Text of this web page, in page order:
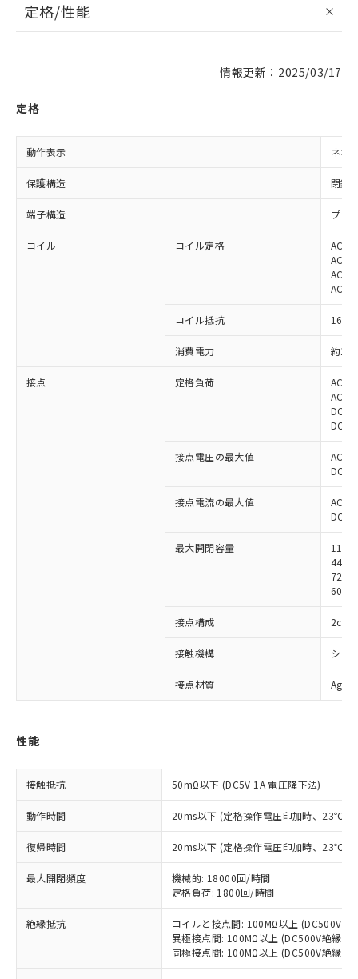
定格/性能
情報更新：2025/03/17
定格
動作表示 ネオ
保護構造 閉鎖
端子構造 プラ
コイル コイル定格
コイル抵抗
消費電力 約1.9
接点 定格負荷
接点電圧の最大値
接点電流の最大値
AC:
DC:
最大開閉容量
72W
60W
接点構成 2c
接触機構 シン
接点材質 Ag
性能
接触抵抗 50mΩ以下 (DC5V 1A 電圧降下法)
動作時間 20ms以下 (定格操作電圧印加時、23℃、
復帰時間 20ms以下 (定格操作電圧印加時、23℃、
最大開閉頻度
機械的: 18000回/時間
定格負荷: 1800回/時間
絶縁抵抗
コイルと接点間: 100MΩ以上 (DC500V絶
異極接点間: 100MΩ以上 (DC500V絶縁抵
同極接点間: 100MΩ以上 (DC500V絶縁抵
以下の条件をお読みいただき、同意のうえ
ご利用ください。
本サービスは、当社制御機器事業取扱
(税抜)を提供させていただくもので
当社制御機器事業取扱商品の中には、
本サービスの対象外となる商品もある
ことをご了承ください。
在庫状況および標準価格照会結果は、
対応済み：EU RoHS指令（10物質）の
対応予定なし：EU RoHS指令（10物質）の
非含有に非対応の商品で、対応品を出す予
調査・確認中：EU RoHS指令（10物質）の
非含有の対応状況を調査中または確認中の
商品です。
非該当品：ライセンス料など無形物で、有
害物質有無と関係のない商品です。
仕入先様の事情により、非含有部品として
いたものが、含有品と判明した場合などや
むを得ず変更することがあります。
※1 中国RoHS○×表
「○」：最大均質材料含有率が中国RoHSの
基準値以下であることを示します。
「×」：最大均質材料含有率が中国RoHSの
基準値を超えていることを示します。
「－」：未確認です。当社販売部門へお問
当社は、これら貴社製品のうち、外国
為替および外国貿易法に定める商品